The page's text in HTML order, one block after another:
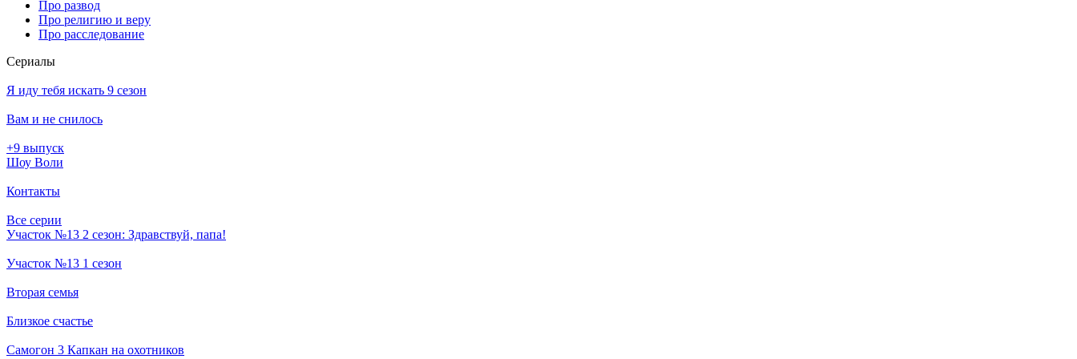
Про развод
Про религию и веру
Про расследование
Се­риа­лы
Я иду тебя искать 9 сезон
Вам и не снилось
+9 выпуск
Шоу Воли
Контакты
Все серии
Участок №13 2 сезон: Здравствуй, папа!
Участок №13 1 сезон
Вторая семья
Близкое счастье
Самогон 3 Капкан на охотников